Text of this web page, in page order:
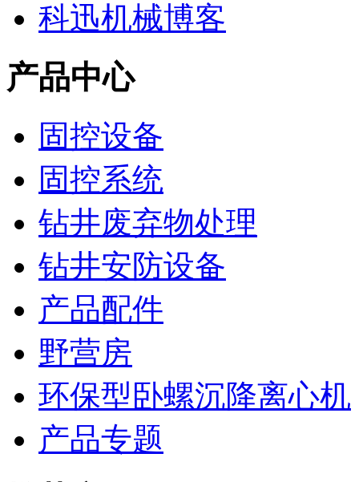
科迅机械博客
产品中心
固控设备
固控系统
钻井废弃物处理
钻井安防设备
产品配件
野营房
环保型卧螺沉降离心机
产品专题